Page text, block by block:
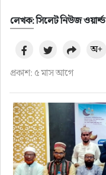
আন্তর্জাতিক
গণমাধ্যম
সারাদেশ
রাজনীতি
লেখক: সিলেট নিউজ ওয়ার্ল্ড
প্রকাশ: ৫ মাস আগে
অ+